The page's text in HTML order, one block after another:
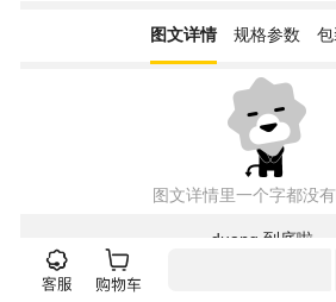
图文详情 规格参数
图文详情里一个字都没
duang 到底啦~
登录